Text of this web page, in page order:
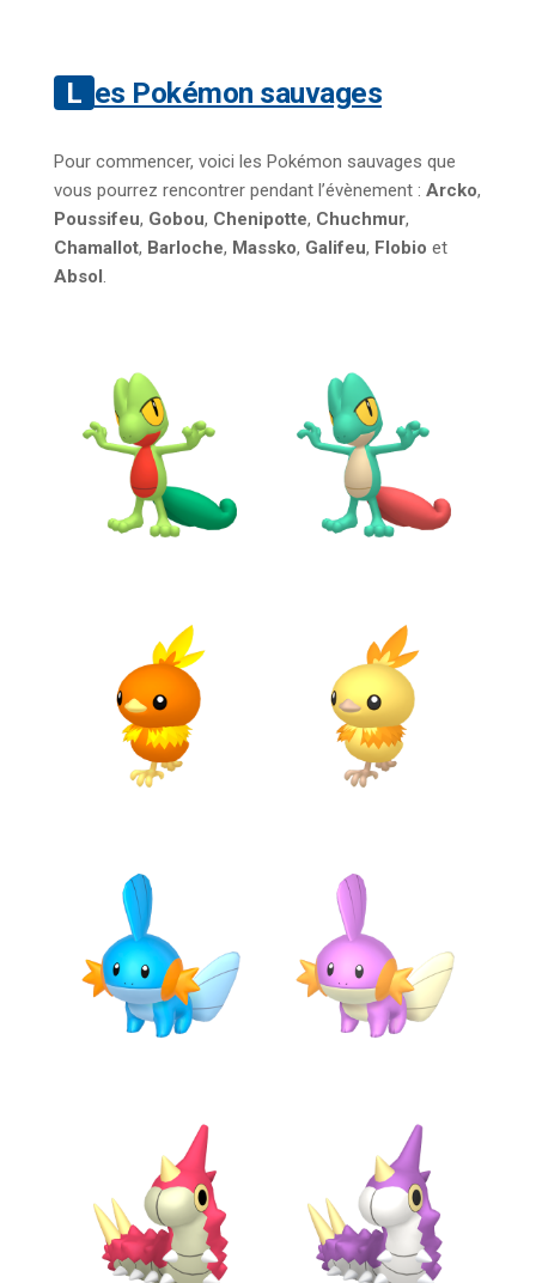
Les Pokémon sauvages
Pour commencer, voici les Pokémon sauvages que
vous pourrez rencontrer pendant l’évènement : Arcko,
Poussifeu, Gobou, Chenipotte, Chuchmur,
Chamallot, Barloche, Massko, Galifeu, Flobio et
Absol.